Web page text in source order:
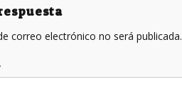
correo electrónico no será publicada.